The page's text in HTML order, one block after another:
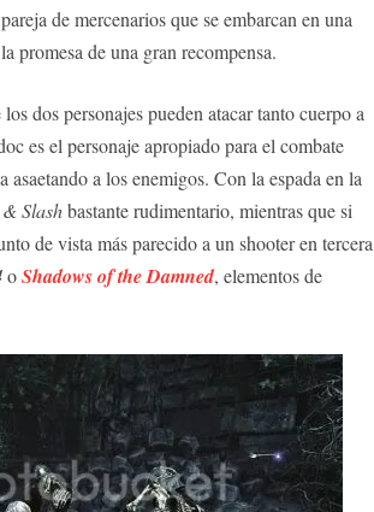
de mercenarios que se embarcan en una
promesa de una gran recompensa.
dos personajes pueden atacar tanto cuerpo a
es el personaje apropiado para el combate
a los enemigos. Con la espada en la
Slashbastante rudimentario, mientras que si
de vista más parecido a un shooter en tercera
oShadows of the Damned, elementos de